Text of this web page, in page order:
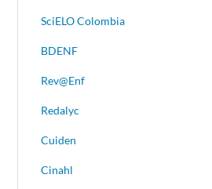
SciELO Colombia
BDENF
Rev@Enf
Redalyc
Cuiden
Cinahl